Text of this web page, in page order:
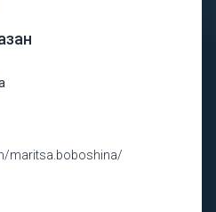
maritsa.boboshina/